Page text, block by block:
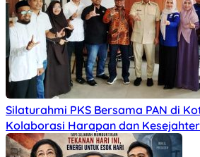
Silaturahmi PKS Bersama PAN di
Kolaborasi Harapan dan